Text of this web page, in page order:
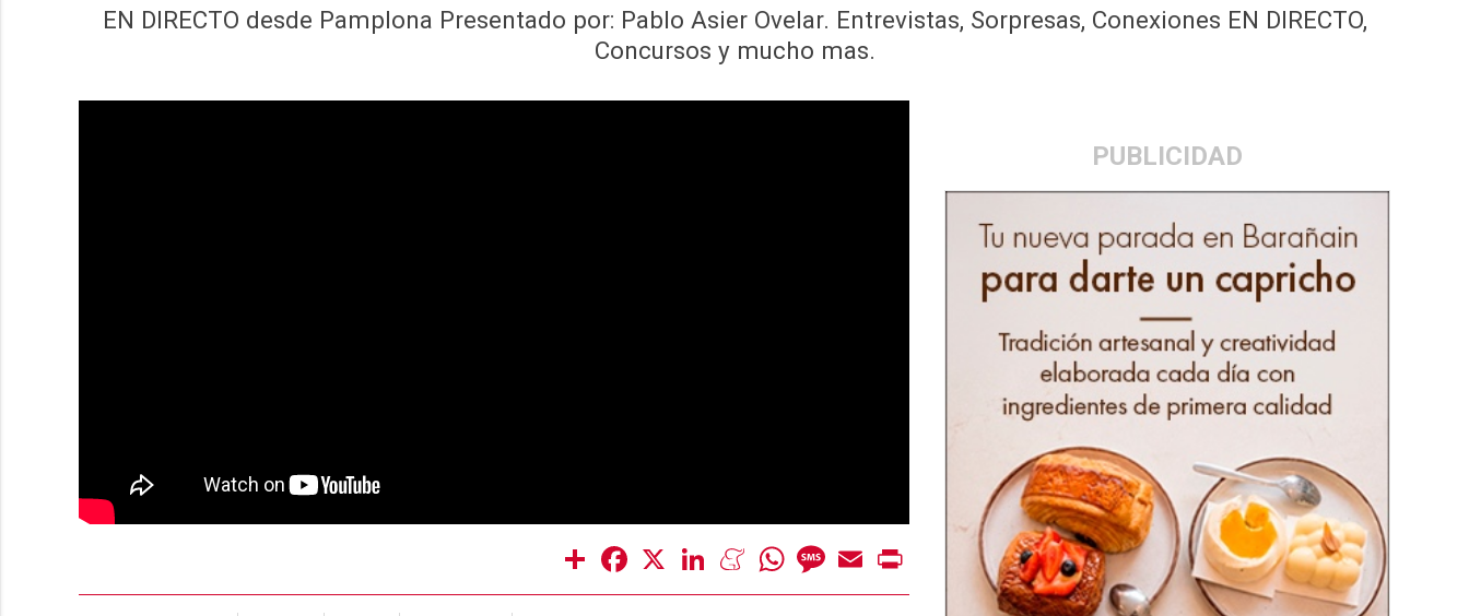
EN DIRECTO desde Pamplona Presentado por: Pablo Asier Ovelar. Entrevistas, Sorpresas, Conexiones EN DIRECTO,
Concursos y mucho mas.
PUBLICIDAD
Share Facebook LinkedInMeneameWhatsAppMessage
Email